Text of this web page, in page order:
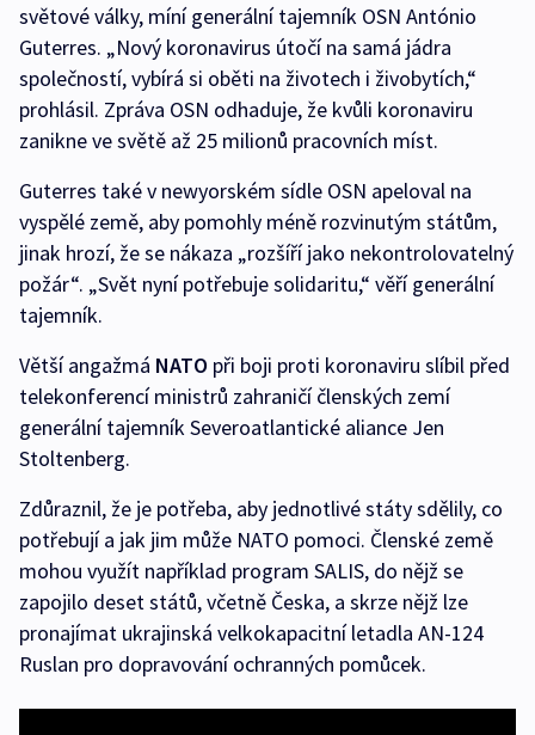
světové války, míní generální tajemník OSN António
Guterres. „Nový koronavirus útočí na samá jádra
společností, vybírá si oběti na životech i živobytích,“
prohlásil. Zpráva OSN odhaduje, že kvůli koronaviru
zanikne ve světě až 25 milionů pracovních míst.
Guterres také v newyorském sídle OSN apeloval na
vyspělé země, aby pomohly méně rozvinutým státům,
jinak hrozí, že se nákaza „rozšíří jako nekontrolovatelný
požár“. „Svět nyní potřebuje solidaritu,“ věří generální
tajemník.
Větší angažmá NATO při boji proti koronaviru slíbil před
telekonferencí ministrů zahraničí členských zemí
generální tajemník Severoatlantické aliance Jen
Stoltenberg.
Zdůraznil, že je potřeba, aby jednotlivé státy sdělily, co
potřebují a jak jim může NATO pomoci. Členské země
mohou využít například program SALIS, do nějž se
zapojilo deset států, včetně Česka, a skrze nějž lze
pronajímat ukrajinská velkokapacitní letadla AN-124
Ruslan pro dopravování ochranných pomůcek.